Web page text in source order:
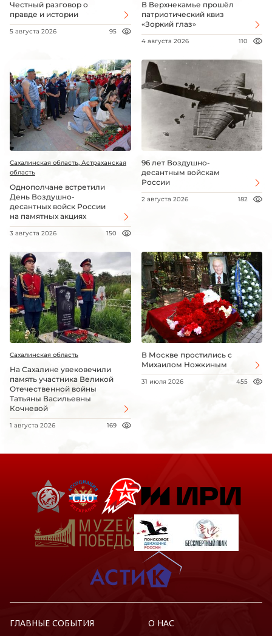
Честный разговор о
правде и истории
5 августа 2026 95
В Верхнекамье прошёл
патриотический квиз
«Зоркий глаз»
4 августа 2026 110
Сахалинская область, Астраханская
область
Однополчане встретили
День Воздушно-
десантных войск России
на памятных акциях
3 августа 2026 150
96 лет Воздушно-
десантным войскам
России
2 августа 2026 182
Сахалинская область
На Сахалине увековечили
память участника Великой
Отечественной войны
Татьяны Васильевны
Кочневой
1 августа 2026 169
В Москве простились с
Михаилом Ножкиным
31 июля 2026 455
ГЛАВНЫЕ СОБЫТИЯ О НАС